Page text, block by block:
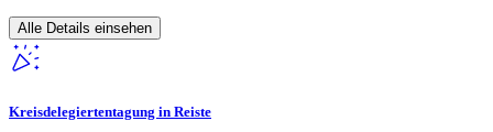
Alle Details einsehen
Kreisdelegiertentagung in Reiste